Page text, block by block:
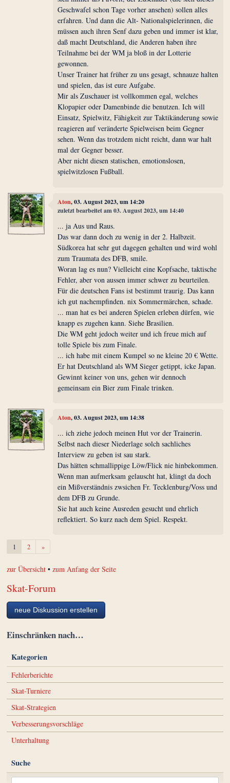
Geschwafel schon Tage vorher ansehen) sollen alles
erfahren. Und dann die Alt- Nationalspielerinnen, die
müssen auch ihren Senf dazu geben und immer ist klar,
daß macht Deutschland, die Anderen haben ihre
Teilnahme bei der WM ja bloß in der Lotterie
gewonnen.
Unser Trainer hat früher zu uns gesagt, schnauze halten
und spielen, das ist eure Aufgabe.
Mir als Zuschauer ist vollkommen egal, welches
Klopapier oder Damenbinde die benutzen. Ich will
Einsatz, Spielwitz, Fähigkeit zur Taktikänderung sowie
reagieren auf veränderte Spielweisen beim Gegner
sehen. Wenn das trotzdem nicht reicht, dann war halt
mal der Gegner besser.
Aber nicht diesen statischen, emotionslosen,
spielwitzlosen Fußball.
Aton, 03. August 2023, um 14:20
zuletzt bearbeitet am 03. August 2023, um 14:40
... ja Aus und Raus.
Das war dann doch zu wenig in der 2. Halbzeit.
Südkorea hat sehr gut dagegen gehalten und wird wohl
zum Traumata des DFB, smile.
Woran lag es nun? Vielleicht eine Kopfsache, taktische
Fehler, aber von aussen immer schwer zu beurteilen.
Für die deutschen Fans ist bestimmt traurig. Das kann
ich gut nachempfinden. nix Sommermärchen, schade.
... man hat es bei anderen Spielen erleben dürfen, wie
knapp es zugehen kann. Siehe Brasilien.
Die WM geht jedoch weiter und ich freue mich auf
tolle Spiele bis zum Finale.
... ich habe mit einem Kumpel so ne kleine 20 € Wette.
Er hat Deutschland als WM Sieger getippt, icke Japan.
Gewinnt keiner von uns, gehen wir dennoch
gemeinsam ein Bier zum Finale trinken.
Aton, 03. August 2023, um 14:38
... ich ziehe jedoch meinen Hut vor der Trainerin.
Selbst nach dieser Niederlage solch sachliches
Interview zu geben ist sau stark.
Das hätten schmallippige Löw/Flick nie hinbekommen.
Wenn man aufmerksam gelauscht hat, klingt da doch
ein Mißverständnis zwsichen Fr. Tecklenburg/Voss und
dem DFB zu Grunde.
Sie hat auch keine Ausreden gesucht und ehrlich
reflektiert. So kurz nach dem Spiel. Respekt.
1 2 »Weiter
zur Übersicht •zum Anfang der Seite
Skat-Forum
neue Diskussion erstellen
Einschränken nach…
Kategorien
Fehlerberichte
Skat-Turniere
Skat-Strategien
Verbesserungsvorschläge
Unterhaltung
Suche